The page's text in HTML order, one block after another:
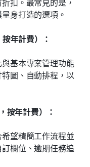
身打造的選項。
年計費）：
基本專案管理功能
圖、自動排程，以
按年計費）：
望精簡工作流程並
欄位、逾期任務追